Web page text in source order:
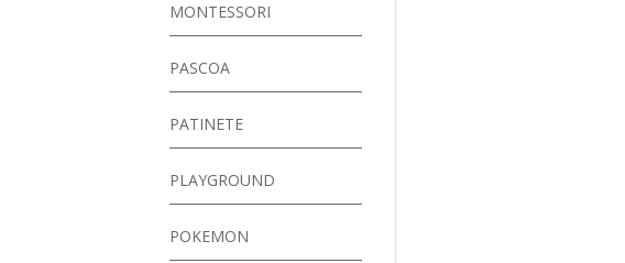
MONTESSORI
PASCOA
PATINETE
PLAYGROUND
POKEMON